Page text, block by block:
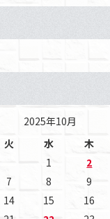
2025年10月
火 水 木
1
2
7 8 9
14 15 16